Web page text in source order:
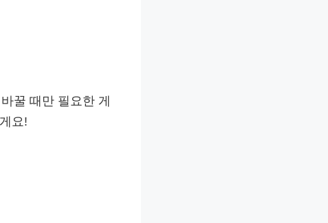
꿀 때만 필요한 게
요!